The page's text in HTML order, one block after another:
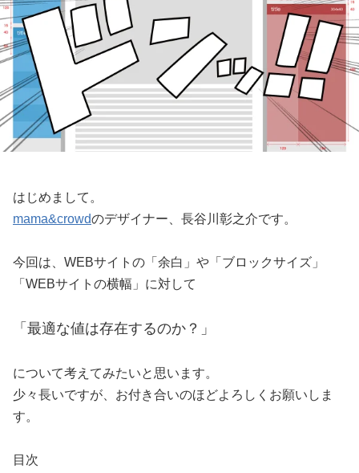
はじめまして。
mama&crowdのデザイナー、長谷川彰之介です。
今回は、WEBサイトの「余白」や「ブロックサイズ」
「WEBサイトの横幅」に対して
「最適な値は存在するのか？」
について考えてみたいと思います。
少々長いですが、お付き合いのほどよろしくお願いしま
す。
目次